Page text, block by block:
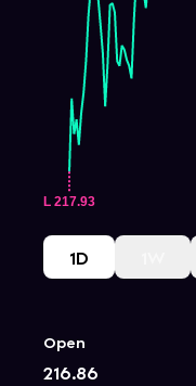
1D
Open
216.86